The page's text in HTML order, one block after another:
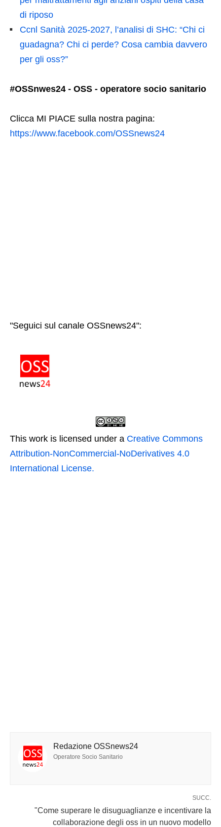
di riposo
Ccnl Sanità 2025-2027, l’analisi di SHC: “Chi ci
guadagna? Chi ci perde? Cosa cambia davvero
per gli oss?”
#OSSnwes24 - OSS - operatore socio sanitario
Clicca MI PIACE sulla nostra pagina:
https://www.facebook.com/OSSnews24
"Seguici sul canale OSSnews24":
This work is licensed under a Creative Commons
Attribution-NonCommercial-NoDerivatives 4.0
International License.
Redazione OSSnews24
Operatore Socio Sanitario
SUCC.
"Come superare le disuguaglianze e incentivare la
collaborazione degli oss in un nuovo modello